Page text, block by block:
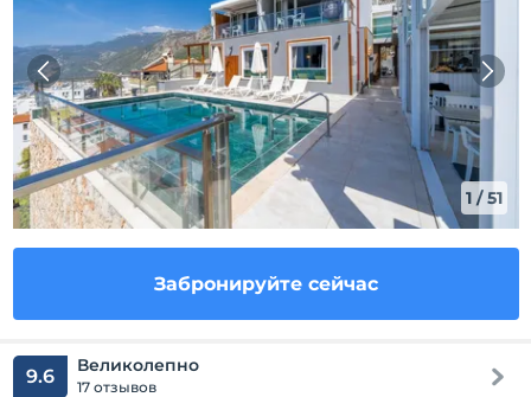
1 /51
Забронируйте сейчас
9.6 Великолепно
17 отзывов